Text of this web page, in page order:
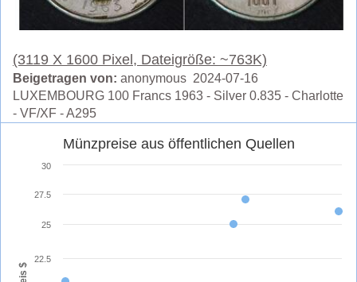
(3119 X 1600 Pixel, Dateigröße: ~763K)
Beigetragen von: anonymous 2024-07-16
LUXEMBOURG 100 Francs 1963 - Silver 0.835 - Charlotte
- VF/XF - A295